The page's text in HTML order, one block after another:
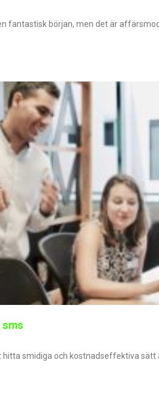
fantastisk början, men det är
smidiga och kostnadseffektiva sätt